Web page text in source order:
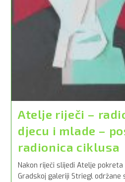
Atelje riječi –
djecu i mlade –
radionica ciklusa
Nakon riječi slijedi Atelje
Gradskoj galeriji Striegl održane